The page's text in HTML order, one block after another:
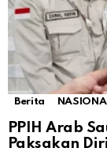
Berita
PPIH Arab
Paksakan